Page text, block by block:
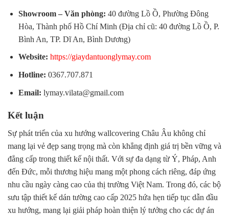
Showroom – Văn phòng: 40 đường Lồ Ồ, Phường Đông
Hòa, Thành phố Hồ Chí Minh (Địa chỉ cũ: 40 đường Lồ Ồ, P.
Bình An, TP. Dĩ An, Bình Dương)
Website: https://giaydantuonglymay.com
Hotline: 0367.707.871
Email: lymay.vilata@gmail.com
Kết luận
Sự phát triển của xu hướng wallcovering Châu Âu không chỉ
mang lại vẻ đẹp sang trọng mà còn khẳng định giá trị bền vững và
đẳng cấp trong thiết kế nội thất. Với sự đa dạng từ Ý, Pháp, Anh
đến Đức, mỗi thương hiệu mang một phong cách riêng, đáp ứng
nhu cầu ngày càng cao của thị trường Việt Nam. Trong đó, các bộ
sưu tập thiết kế dán tường cao cấp 2025 hứa hẹn tiếp tục dẫn đầu
xu hướng, mang lại giải pháp hoàn thiện lý tưởng cho các dự án